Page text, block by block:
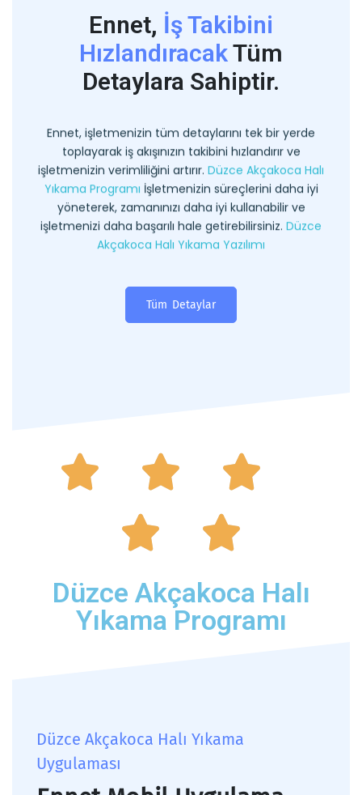
Ennet, İş Takibini
HızlandıracakTüm
Detaylara Sahiptir.
Ennet, işletmenizin tüm detaylarını tek bir yerde
toplayarak iş akışınızın takibini hızlandırır ve
işletmenizin verimliliğini artırır. Düzce Akçakoca Halı
Yıkama Programı İşletmenizin süreçlerini daha iyi
yöneterek, zamanınızı daha iyi kullanabilir ve
işletmenizi daha başarılı hale getirebilirsiniz. Düzce
Akçakoca Halı Yıkama Yazılımı
Tüm Detaylar
 



Düzce Akçakoca Halı
Yıkama Programı
Düzce Akçakoca Halı Yıkama
Uygulaması